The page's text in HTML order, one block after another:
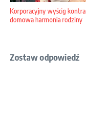
Korporacyjny wyścig kontra
domowa harmonia rodziny
Zostaw odpowiedź